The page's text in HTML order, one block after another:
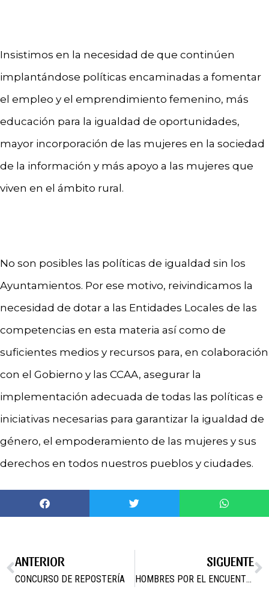
Insistimos en la necesidad de que continúen
implantándose políticas encaminadas a fomentar
el empleo y el emprendimiento femenino, más
educación para la igualdad de oportunidades,
mayor incorporación de las mujeres en la sociedad
de la información y más apoyo a las mujeres que
viven en el ámbito rural.
No son posibles las políticas de igualdad sin los
Ayuntamientos. Por ese motivo, reivindicamos la
necesidad de dotar a las Entidades Locales de las
competencias en esta materia así como de
suficientes medios y recursos para, en colaboración
con el Gobierno y las CCAA, asegurar la
implementación adecuada de todas las políticas e
iniciativas necesarias para garantizar la igualdad de
género, el empoderamiento de las mujeres y sus
derechos en todos nuestros pueblos y ciudades.
ANTERIOR
CONCURSO DE REPOSTERÍA
SIGUENTE
HOMBRES POR EL ENCUENTRO